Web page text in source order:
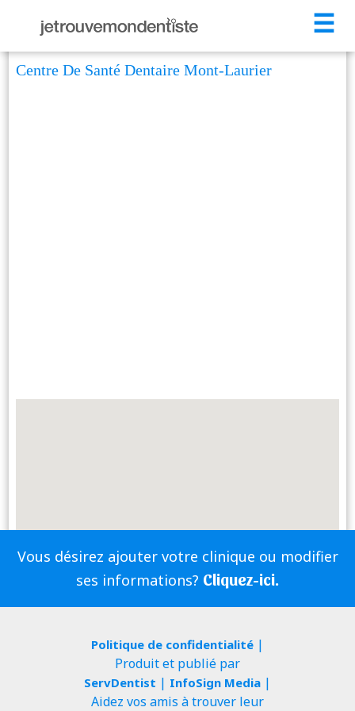
☰
Centre De Santé Dentaire Mont-Laurier
Vous désirez ajouter votre clinique ou modifier
ses informations? Cliquez-ici.
Politique de confidentialité|
Produit et publié par
ServDentist | InfoSign Media|
Aidez vos amis à trouver leur